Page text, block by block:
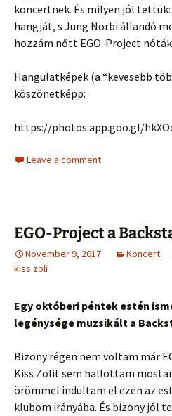
koncertnek. És milyen jól
hangját, s Jung Norbi állandó
hozzám nőtt EGO-Project
Hangulatképek (a “kevesebb
köszönetképp:
https://photos.app.goo.gl/
Leave a comment
EGO-Project a
November 9, 2017 Koncert
kiss zoli
Egy októberi péntek estén
legénysége muzsikált a
Bizony régen nem voltam már
Kiss Zolit sem hallottam
örömmel indultam el ezen az
klubom irányába. És bizony jól